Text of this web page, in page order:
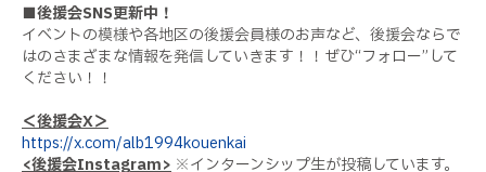
■後援会SNS更新中！
イベントの模様や各地区の後援会員様のお声など、後援会ならで
はのさまざまな情報を発信していきます！！ぜひ“フォロー”して
ください！！
＜後援会X＞
https://x.com/alb1994kouenkai
<後援会Instagram> ※インターンシップ生が投稿しています。